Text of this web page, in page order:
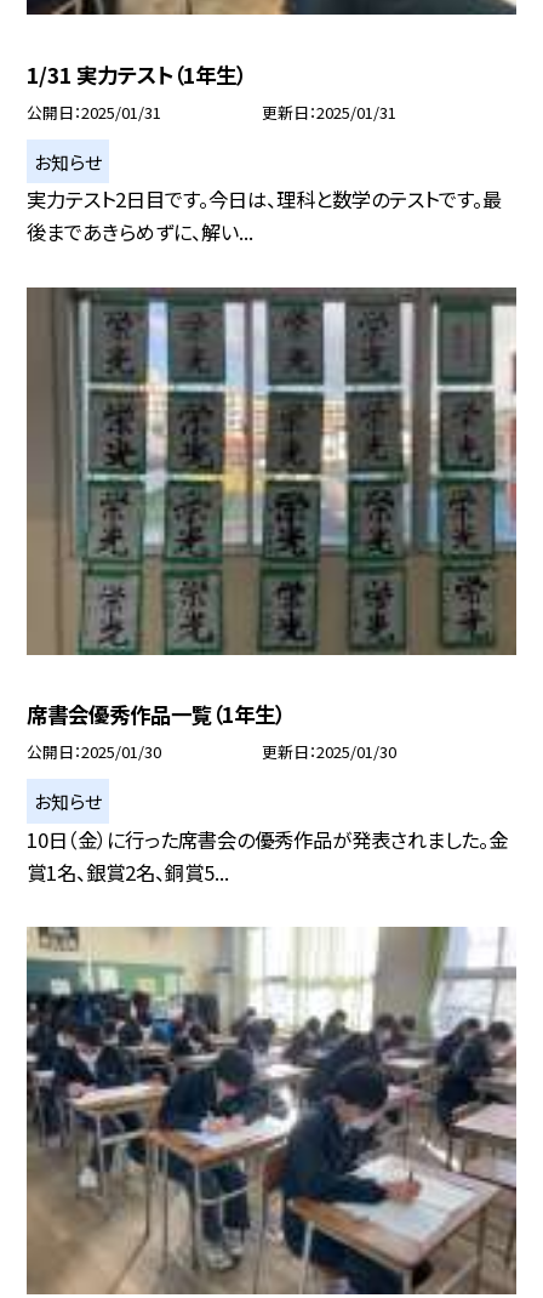
1/31 実力テスト（1年生）
公開日 2025/01/31 更新日 2025/01/31
お知らせ
実力テスト2日目です。今日は、理科と数学のテストです。最
後まであきらめずに、解い...
席書会優秀作品一覧（1年生）
公開日 2025/01/30 更新日 2025/01/30
お知らせ
10日（金）に行った席書会の優秀作品が発表されました。金
賞1名、銀賞2名、銅賞5...